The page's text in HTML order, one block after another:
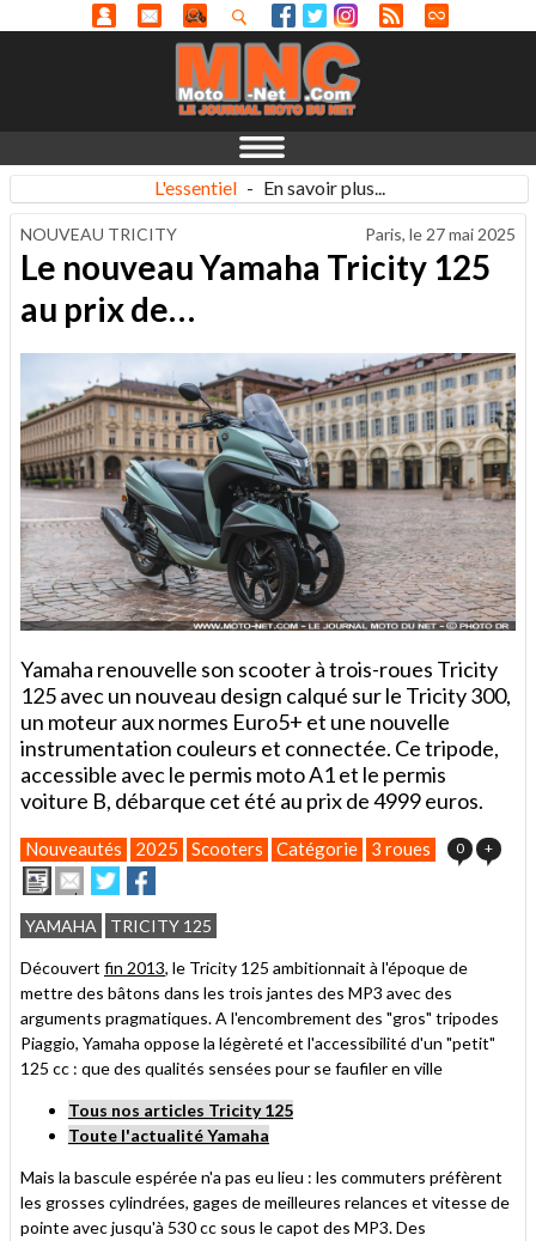
L'essentiel - En savoir plus...
NOUVEAU TRICITY Paris, le 27 mai 2025
Le nouveau Yamaha Tricity 125
au prix de…
Yamaha renouvelle son scooter à trois-roues Tricity
125 avec un nouveau design calqué sur le Tricity 300,
un moteur aux normes Euro5+ et une nouvelle
instrumentation couleurs et connectée. Ce tripode,
accessible avec le permis moto A1 et le permis
voiture B, débarque cet été au prix de 4999 euros.
Nouveautés 2025 Scooters Catégorie 3 roues 0 +
ImprimerEnvoyer
cet
article
à
ami
Partager
sur
Twitter
sur
Facebook
YAMAHA TRICITY 125
Découvert fin 2013, le Tricity 125 ambitionnait à l'époque de
mettre des bâtons dans les trois jantes des MP3 avec des
arguments pragmatiques. A l'encombrement des "gros" tripodes
Piaggio, Yamaha oppose la légèreté et l'accessibilité d'un "petit"
125 cc : que des qualités sensées pour se faufiler en ville
Tous nos articles Tricity 125
Toute l'actualité Yamaha
Mais la bascule espérée n'a pas eu lieu : les commuters préfèrent
les grosses cylindrées, gages de meilleures relances et vitesse de
pointe avec jusqu'à 530 cc sous le capot des MP3. Des